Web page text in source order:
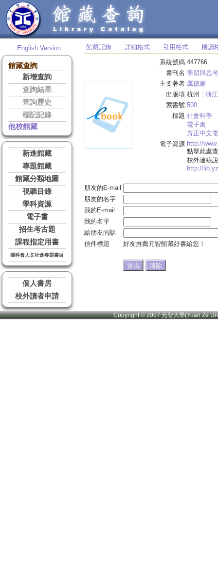
English Version
館藏查詢
新增查詢
查詢結果
查詢歷史
標記記錄
他校館藏
新進館藏
專題館藏
館藏分類地圖
視聽目錄
學科資源
電子書
招生考古題
課程指定用書
國科會人文社會專題書目
個人書房
校外讀者申請
館藏記錄 ‧ 詳細格式 ‧ 引用格式 ‧ 機讀
系統號碼 447766
書刊名 學習與思
主要著者 厲德馨
出版項 杭州 : 浙
索書號 500
標題 社會科學
電子書
方正中文
電子資源 http://
點擊此處
校外連線
http://
朋友的E-mail
朋友的名字
我的E-mail
我的名字
給朋友的話
信件標題
好友推薦元智館藏好書給您！
Copyright © 2007 元智大學(Yuan Ze